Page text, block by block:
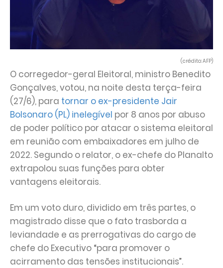
(crédito: AFP)
O corregedor-geral Eleitoral, ministro Benedito
Gonçalves, votou, na noite desta terça-feira
(27/6), para tornar o ex-presidente Jair
Bolsonaro (PL) inelegível por 8 anos por abuso
de poder político por atacar o sistema eleitoral
em reunião com embaixadores em julho de
2022. Segundo o relator, o ex-chefe do Planalto
extrapolou suas funções para obter
vantagens eleitorais.
Em um voto duro, dividido em três partes, o
magistrado disse que o fato trasborda a
leviandade e as prerrogativas do cargo de
chefe do Executivo “para promover o
acirramento das tensões institucionais”.